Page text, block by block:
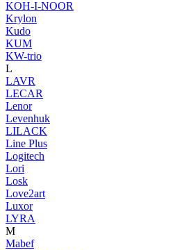
KOH-I-NOOR
Krylon
Kudo
KUM
KW-trio
L
LAVR
LECAR
Lenor
Levenhuk
LILACK
Line Plus
Logitech
Lori
Losk
Love2art
Luxor
LYRA
M
Mabef